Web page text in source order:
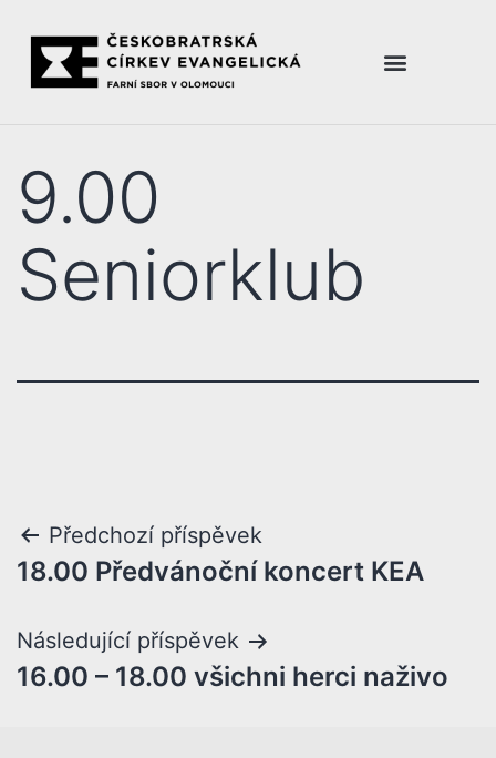
9.00
Seniorklub
Předchozí příspěvek
18.00 Předvánoční koncert KEA
Následující příspěvek
16.00 – 18.00 všichni herci naživo